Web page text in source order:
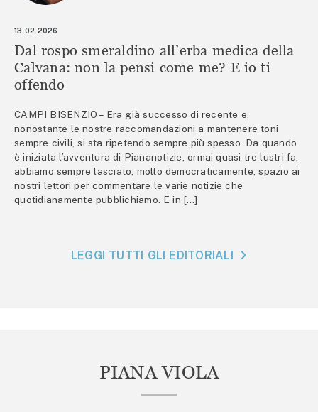
13.02.2026
Dal rospo smeraldino all’erba medica della
Calvana: non la pensi come me? E io ti
offendo
CAMPI BISENZIO – Era già successo di recente e,
nonostante le nostre raccomandazioni a mantenere toni
sempre civili, si sta ripetendo sempre più spesso. Da quando
è iniziata l’avventura di Piananotizie, ormai quasi tre lustri fa,
abbiamo sempre lasciato, molto democraticamente, spazio ai
nostri lettori per commentare le varie notizie che
quotidianamente pubblichiamo. E in […]
LEGGI TUTTI GLI EDITORIALI
PIANA VIOLA